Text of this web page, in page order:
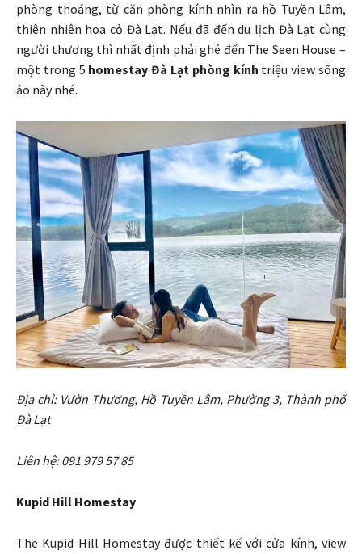
phòng thoáng, từ căn phòng kính nhìn ra hồ Tuyền Lâm,
thiên nhiên hoa cỏ Đà Lạt. Nếu đã đến du lịch Đà Lạt cùng
người thương thì nhất định phải ghé đến The Seen House –
một trong 5 homestay Đà Lạt phòng kính triệu view sống
ảo này nhé.
Địa chỉ: Vườn Thương, Hồ Tuyền Lâm, Phường 3, Thành phố
Đà Lạt
Liên hệ: 091 979 57 85
Kupid Hill Homestay
The Kupid Hill Homestay được thiết kế với cửa kính, view